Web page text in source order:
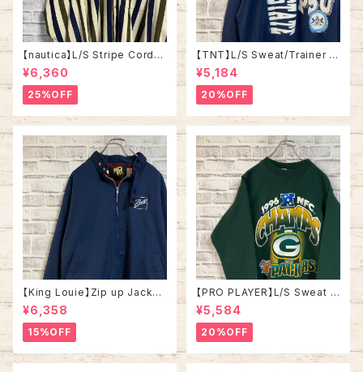
【nautica】L/S Stripe Cordur
oy Shirt L 90s ノーティカ スト
ライプ コーデュロイ シャツ ボタ
ンダウン 長袖 ワンポイントロゴ
刺繍ロゴ 旧タグ USA アメリカ
古着
¥6,360
25%OFF
【TNT】L/S Sweat/Trainer L
“PENN STATE” 90s Made i
n USA スウェット トレーナー カ
レッジモノ ペンシルベニア大学
ニタリーライオンズ カレッジロ
ゴ USA製 アメリカ USA 古着
¥5,184
20%OFF
【King Louie】Zip up Jacket
L Made in USA アメリカ製 ジ
ップアップジャケット スウィング
トップ ドリズラージャケット ブラ
ックチェック 刺繍ロゴ ワンポイ
ントロゴ 胸ロゴ アウター アメリ
カ USA 古着
¥6,358
15%OFF
【PRO PLAYER】L/S Sweat L
相当 90s Made in USA “PA
CKERS” NFL チームモノ スウ
ェット トレーナー USA製 チーム
ロゴ 1996 CHAMPS 優勝記念
深緑 アメリカ USA 古着
¥5,584
20%OFF